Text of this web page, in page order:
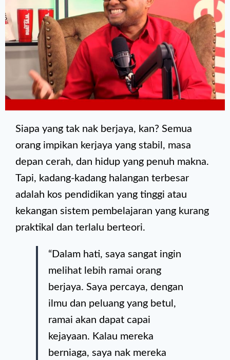
Siapa yang tak nak berjaya, kan? Semua
orang impikan kerjaya yang stabil, masa
depan cerah, dan hidup yang penuh makna.
Tapi, kadang-kadang halangan terbesar
adalah kos pendidikan yang tinggi atau
kekangan sistem pembelajaran yang kurang
praktikal dan terlalu berteori.
“Dalam hati, saya sangat ingin
melihat lebih ramai orang
berjaya. Saya percaya, dengan
ilmu dan peluang yang betul,
ramai akan dapat capai
kejayaan. Kalau mereka
berniaga, saya nak mereka